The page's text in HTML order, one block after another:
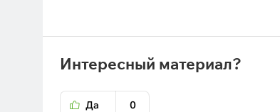
Интересный материал?
Да 0